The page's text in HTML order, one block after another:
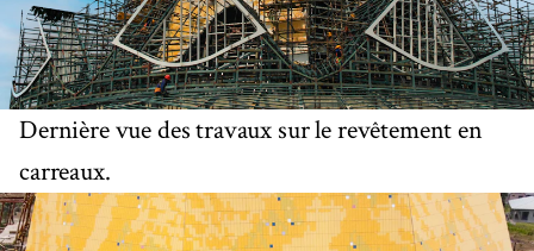
Dernière vue des travaux sur le revêtement en
carreaux.